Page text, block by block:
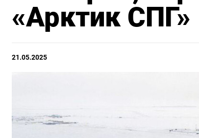
«Арктик СПГ»
21.05.2025